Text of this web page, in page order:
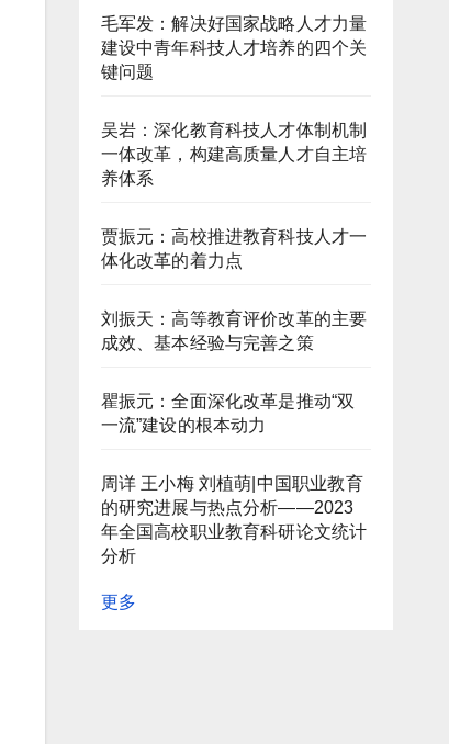
毛军发：解决好国家战略人才力量
建设中青年科技人才培养的四个关
键问题
吴岩：深化教育科技人才体制机制
一体改革，构建高质量人才自主培
养体系
贾振元：高校推进教育科技人才一
体化改革的着力点
刘振天：高等教育评价改革的主要
成效、基本经验与完善之策
瞿振元：全面深化改革是推动“双
一流”建设的根本动力
周详 王小梅 刘植萌|中国职业教育
的研究进展与热点分析——2023
年全国高校职业教育科研论文统计
分析
更多